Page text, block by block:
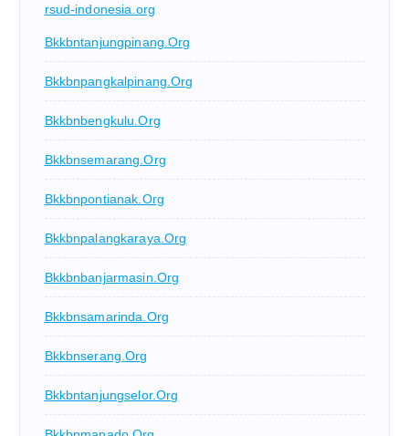
rsud-indonesia.org
Bkkbntanjungpinang.org
Bkkbnpangkalpinang.org
Bkkbnbengkulu.org
Bkkbnsemarang.org
Bkkbnpontianak.org
Bkkbnpalangkaraya.org
Bkkbnbanjarmasin.org
Bkkbnsamarinda.org
Bkkbnserang.org
Bkkbntanjungselor.org